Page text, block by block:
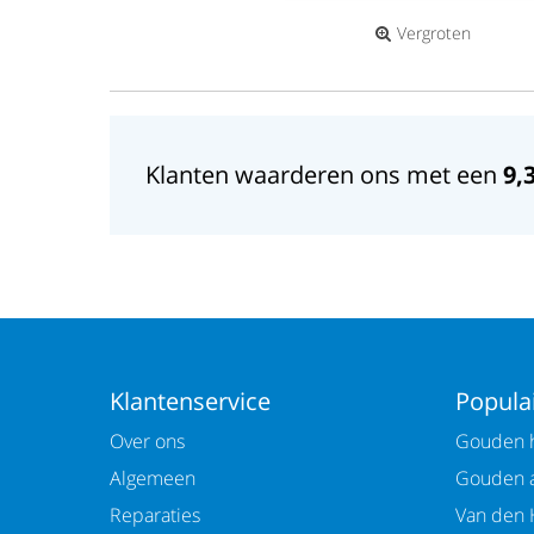
Vergroten
Klanten waarderen ons met een
Klantenservice
Over ons
Algemeen
Reparaties
Gouden
Gouden
Van den